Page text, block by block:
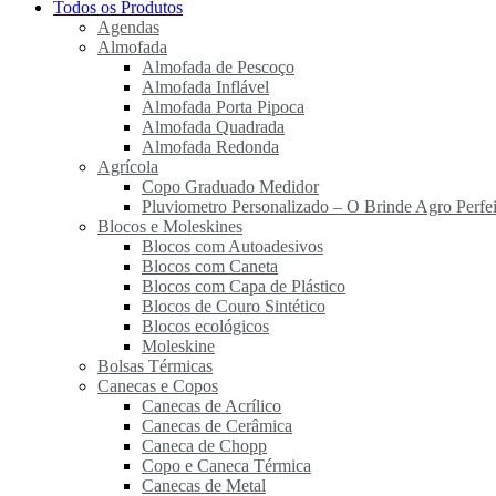
Todos os Produtos
Agendas
Almofada
Almofada de Pescoço
Almofada Inflável
Almofada Porta Pipoca
Almofada Quadrada
Almofada Redonda
Agrícola
Copo Graduado Medidor
Pluviometro Personalizado – O Brinde Agro
Blocos e Moleskines
Blocos com Autoadesivos
Blocos com Caneta
Blocos com Capa de Plástico
Blocos de Couro Sintético
Blocos ecológicos
Moleskine
Bolsas Térmicas
Canecas e Copos
Canecas de Acrílico
Canecas de Cerâmica
Caneca de Chopp
Copo e Caneca Térmica
Canecas de Metal